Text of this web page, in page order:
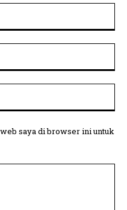
saya di browser ini untuk